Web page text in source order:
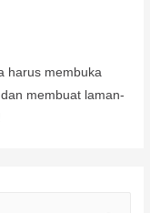
harus membuka
membuat laman-